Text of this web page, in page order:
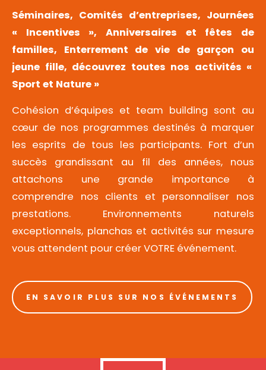
Séminaires, Comités d’entreprises, Journées
« Incentives », Anniversaires et fêtes de
familles, Enterrement de vie de garçon ou
jeune fille, découvrez toutes nos activités «
Sport et Nature »
Cohésion d’équipes et team building sont au
cœur de nos programmes destinés à marquer
les esprits de tous les participants. Fort d’un
succès grandissant au fil des années, nous
attachons une grande importance à
comprendre nos clients et personnaliser nos
prestations. Environnements naturels
exceptionnels, planchas et activités sur mesure
vous attendent pour créer VOTRE événement.
EN SAVOIR PLUS SUR NOS ÉVÉNEMENTS